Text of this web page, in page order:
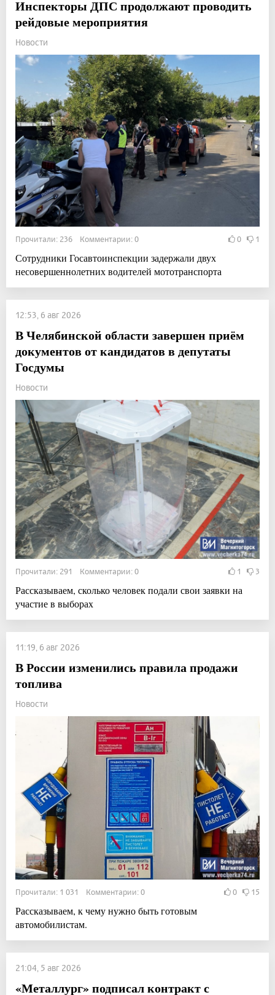
Инспекторы ДПС продолжают проводить
рейдовые мероприятия
Новости
Прочитали: 236 Комментарии: 0 0 1
Сотрудники Госавтоинспекции задержали двух
несовершеннолетних водителей мототранспорта
12:53, 6 авг 2026
В Челябинской области завершен приём
документов от кандидатов в депутаты
Госдумы
Новости
Прочитали: 291 Комментарии: 0 1 3
Рассказываем, сколько человек подали свои заявки на
участие в выборах
11:19, 6 авг 2026
В России изменились правила продажи
топлива
Новости
Прочитали: 1 031 Комментарии: 0 0 15
Рассказываем, к чему нужно быть готовым
автомобилистам.
21:04, 5 авг 2026
«Металлург» подписал контракт с